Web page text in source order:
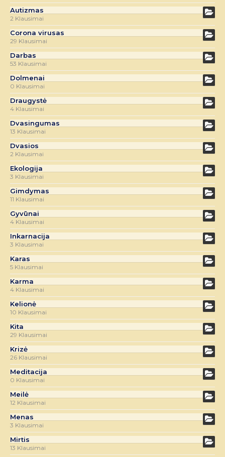
Autizmas
2 Klausimai
Corona virusas
29 Klausimai
Darbas
53 Klausimai
Dolmenai
0 Klausimai
Draugystė
4 Klausimai
Dvasingumas
13 Klausimai
Dvasios
2 Klausimai
Ekologija
3 Klausimai
Gimdymas
11 Klausimai
Gyvūnai
4 Klausimai
Inkarnacija
3 Klausimai
Karas
5 Klausimai
Karma
4 Klausimai
Kelionė
10 Klausimai
Kita
29 Klausimai
Krizė
26 Klausimai
Meditacija
0 Klausimai
Meilė
12 Klausimai
Menas
3 Klausimai
Mirtis
13 Klausimai